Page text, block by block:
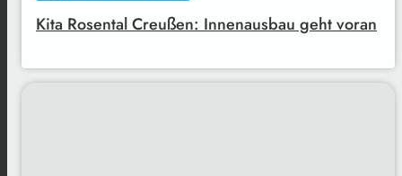
Kita Rosental Creußen: Innenausbau geht voran